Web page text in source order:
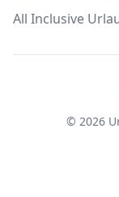
All Inclusive
© 2026